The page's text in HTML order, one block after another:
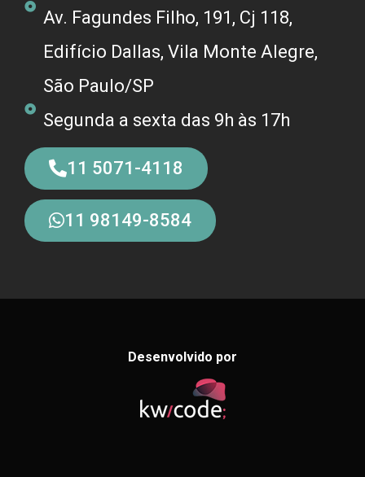
Av. Fagundes Filho, 191, Cj 118,
Edifício Dallas, Vila Monte Alegre,
São Paulo/SP
Segunda a sexta das 9h às 17h
11 5071-4118
11 98149-8584
Desenvolvido por